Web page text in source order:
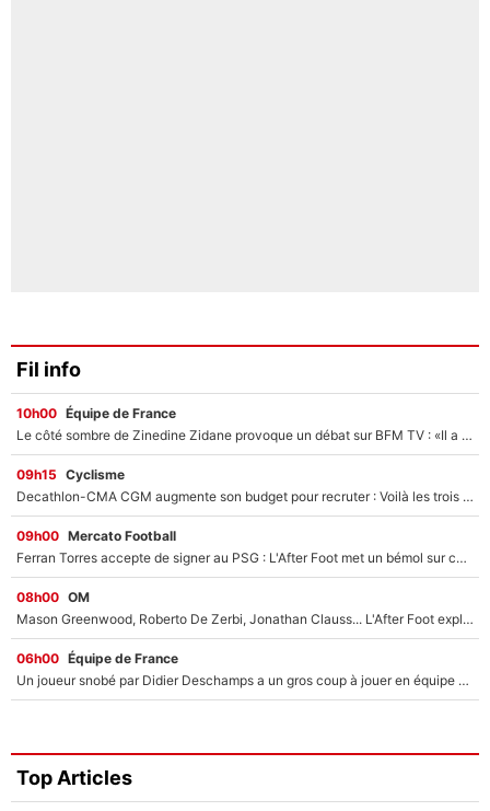
Fil info
10h00 Équipe de France
Le côté sombre de Zinedine Zidane provoque un débat sur BFM TV : «Il a pris 14 cartons rouges»
09h15 Cyclisme
Decathlon-CMA CGM augmente son budget pour recruter : Voilà les trois premiers coureurs qui font rejoindre Paul Seixas en 2027 !
09h00 Mercato Football
Ferran Torres accepte de signer au PSG : L'After Foot met un bémol sur ce transfert, le champion du monde va couter trop cher ?
08h00 OM
Mason Greenwood, Roberto De Zerbi, Jonathan Clauss... L'After Foot explique pourquoi Medhi Benatia a craqué à l'OM !
06h00 Équipe de France
Un joueur snobé par Didier Deschamps a un gros coup à jouer en équipe de France : Zinedine Zidane a trouvé son numéro 9 ?
Top Articles